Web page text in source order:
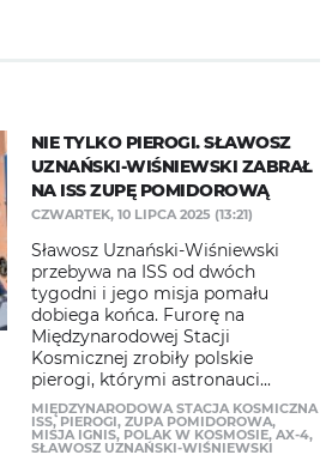
NIE TYLKO PIEROGI. SŁAWOSZ
UZNAŃSKI-WIŚNIEWSKI ZABRAŁ
NA ISS ZUPĘ POMIDOROWĄ
CZWARTEK, 10 LIPCA 2025 (13:21)
Sławosz Uznański-Wiśniewski
przebywa na ISS od dwóch
tygodni i jego misja pomału
dobiega końca. Furorę na
Międzynarodowej Stacji
Kosmicznej zrobiły polskie
pierogi, którymi astronauci...
MIĘDZYNARODOWA STACJA KOSMICZNA
ISS, PIEROGI, ZUPA POMIDOROWA,
MISJA IGNIS, POLAK W KOSMOSIE, AX-4,
SŁAWOSZ UZNAŃSKI-WIŚNIEWSKI